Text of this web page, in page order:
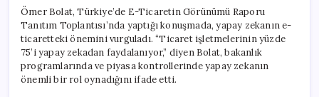
Çelişkili
Görüşler
için
Ömer Bolat, Türkiye’de E-Ticaretin Görünümü Raporu
Tanıtım Toplantısı’nda yaptığı konuşmada, yapay zekanın e-
ticaretteki önemini vurguladı. “Ticaret işletmelerinin yüzde
75’i yapay zekadan faydalanıyor,” diyen Bolat, bakanlık
programlarında ve piyasa kontrollerinde yapay zekanın
önemli bir rol oynadığını ifade etti.